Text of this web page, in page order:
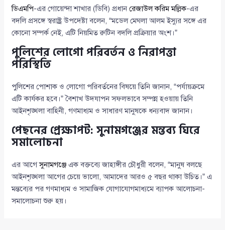
ডিএমপি-এর গোয়েন্দা শাখার (ডিবি) প্রধানরেজাউল করিম মল্লিক-এর
বদলি প্রসঙ্গে স্বরাষ্ট্র উপদেষ্টা বলেন, “মডেল মেঘলা আলম ইস্যুর সঙ্গে এর
কোনো সম্পর্ক নেই, এটি নিয়মিত রুটিন বদলি প্রক্রিয়ার অংশ।”
পুলিশের লোগো পরিবর্তন ও নিরাপত্তা
পরিস্থিতি
পুলিশের পোশাক ও লোগো পরিবর্তনের বিষয়ে তিনি জানান, “পর্যায়ক্রমে
এটি কার্যকর হবে।” বৈশাখ উদযাপন সফলভাবে সম্পন্ন হওয়ায় তিনি
আইনশৃঙ্খলা বাহিনী, গণমাধ্যম ও সাধারণ মানুষকে ধন্যবাদ জানান।
পেছনের প্রেক্ষাপট: সুনামগঞ্জের মন্তব্য ঘিরে
সমালোচনা
এর আগেসুনামগঞ্জে এক বক্তব্যে জাহাঙ্গীর চৌধুরী বলেন, “মানুষ বলছে
আইনশৃঙ্খলা আগের চেয়ে ভালো, আমাদের আরও ৫ বছর থাকা উচিত।” এ
মন্তব্যের পর গণমাধ্যম ও সামাজিক যোগাযোগমাধ্যমে ব্যাপক আলোচনা-
সমালোচনা শুরু হয়।